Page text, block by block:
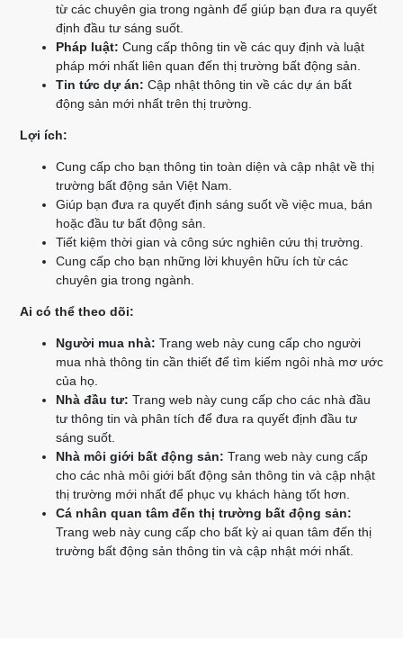
từ các chuyên gia trong ngành để giúp bạn đưa ra quyết
định đầu tư sáng suốt.
Pháp luật: Cung cấp thông tin về các quy định và luật
pháp mới nhất liên quan đến thị trường bất động sản.
Tin tức dự án: Cập nhật thông tin về các dự án bất
động sản mới nhất trên thị trường.
Lợi ích:
Cung cấp cho bạn thông tin toàn diện và cập nhật về thị
trường bất động sản Việt Nam.
Giúp bạn đưa ra quyết định sáng suốt về việc mua, bán
hoặc đầu tư bất động sản.
Tiết kiệm thời gian và công sức nghiên cứu thị trường.
Cung cấp cho bạn những lời khuyên hữu ích từ các
chuyên gia trong ngành.
Ai có thể theo dõi:
Người mua nhà: Trang web này cung cấp cho người
mua nhà thông tin cần thiết để tìm kiếm ngôi nhà mơ ước
của họ.
Nhà đầu tư: Trang web này cung cấp cho các nhà đầu
tư thông tin và phân tích để đưa ra quyết định đầu tư
sáng suốt.
Nhà môi giới bất động sản: Trang web này cung cấp
cho các nhà môi giới bất động sản thông tin và cập nhật
thị trường mới nhất để phục vụ khách hàng tốt hơn.
Cá nhân quan tâm đến thị trường bất động sản:
Trang web này cung cấp cho bất kỳ ai quan tâm đến thị
trường bất động sản thông tin và cập nhật mới nhất.